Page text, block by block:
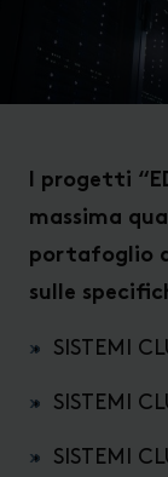
I progetti
massima
portafoglio
sulle
SISTEMI
SISTEMI
SISTEMI